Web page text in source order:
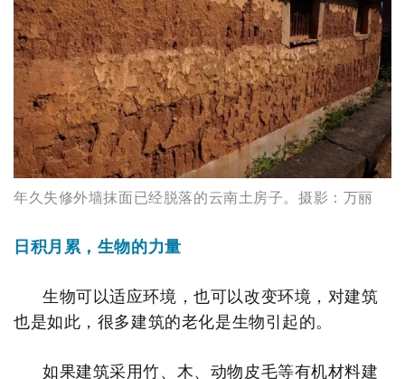
年久失修外墙抹面已经脱落的云南土房子。 摄影：万丽
日积月累，生物的力量
生物可以适应环境，也可以改变环境，对建筑
也是如此，很多建筑的老化是生物引起的。
如果建筑采用竹、木、动物皮毛等有机材料建